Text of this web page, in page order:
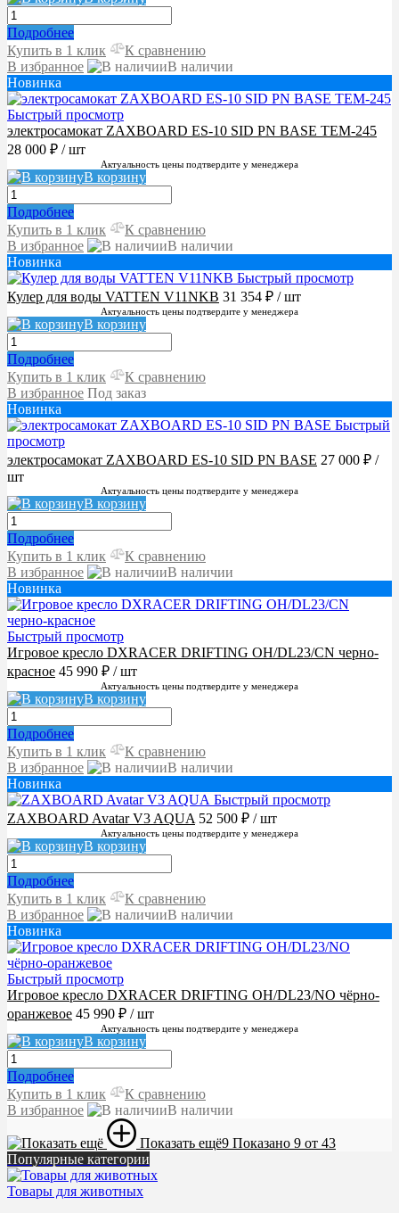
Подробнее
Купить в 1 клик
К сравнению
В избранное
В наличии
Новинка
Быстрый просмотр
электросамокат ZAXBOARD ES-10 SID PN BASE TEM-245
28 000 ₽ / шт
Актуальность цены подтвердите у менеджера
В корзину
Подробнее
Купить в 1 клик
К сравнению
В избранное
В наличии
Новинка
Быстрый просмотр
Кулер для воды VATTEN V11NKB 31 354 ₽ / шт
Актуальность цены подтвердите у менеджера
В корзину
Подробнее
Купить в 1 клик
К сравнению
В избранное Под заказ
Новинка
Быстрый
просмотр
электросамокат ZAXBOARD ES-10 SID PN BASE 27 000 ₽ /
шт
Актуальность цены подтвердите у менеджера
В корзину
Подробнее
Купить в 1 клик
К сравнению
В избранное
В наличии
Новинка
Быстрый просмотр
Игровое кресло DXRACER DRIFTING OH/DL23/CN черно-
красное 45 990 ₽ / шт
Актуальность цены подтвердите у менеджера
В корзину
Подробнее
Купить в 1 клик
К сравнению
В избранное
В наличии
Новинка
Быстрый просмотр
ZAXBOARD Avatar V3 AQUA 52 500 ₽ / шт
Актуальность цены подтвердите у менеджера
В корзину
Подробнее
Купить в 1 клик
К сравнению
В избранное
В наличии
Новинка
Быстрый просмотр
Игровое кресло DXRACER DRIFTING OH/DL23/NO чёрно-
оранжевое 45 990 ₽ / шт
Актуальность цены подтвердите у менеджера
В корзину
Подробнее
Купить в 1 клик
К сравнению
В избранное
В наличии
Показать ещё9 Показано 9 от 43
Популярные категории
Товары для животных